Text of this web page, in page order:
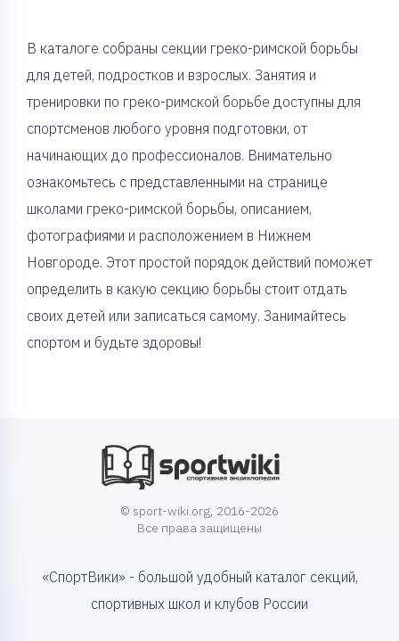
В каталоге собраны секции греко-римской борьбы
для детей, подростков и взрослых. Занятия и
тренировки по греко-римской борьбе доступны для
спортсменов любого уровня подготовки, от
начинающих до профессионалов. Внимательно
ознакомьтесь с представленными на странице
школами греко-римской борьбы, описанием,
фотографиями и расположением в Нижнем
Новгороде. Этот простой порядок действий поможет
определить в какую секцию борьбы стоит отдать
своих детей или записаться самому. Занимайтесь
спортом и будьте здоровы!
© sport-wiki.org, 2016-2026
Все права защищены
«СпортВики» - большой удобный каталог секций,
спортивных школ и клубов России